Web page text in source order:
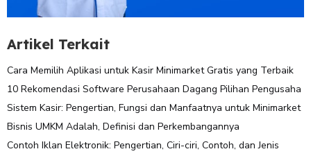
Artikel Terkait
Cara Memilih Aplikasi untuk Kasir Minimarket Gratis yang Terbaik
10 Rekomendasi Software Perusahaan Dagang Pilihan Pengusaha
Sistem Kasir: Pengertian, Fungsi dan Manfaatnya untuk Minimarket
Bisnis UMKM Adalah, Definisi dan Perkembangannya
Contoh Iklan Elektronik: Pengertian, Ciri-ciri, Contoh, dan Jenis